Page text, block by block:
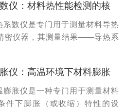
仪：材料热性能检测的核
系数仪是专门用于测量材料导热
密仪器，其测量结果——导热系
料、新能源、航空航天、化工、
域具有广泛应用。
仪：高温环境下材料膨胀
膨胀仪是一种专门用于测量材料
件下膨胀（或收缩）特性的设